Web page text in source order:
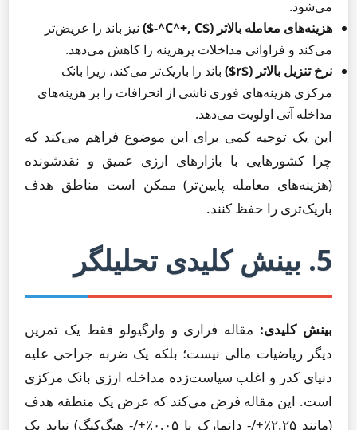
می‌شود.
هزینه‌های معامله بالاتر ($C^+, C^-$)
نیز باند را عریض‌تر
می‌کند و فراوانی مداخلات پرهزینه را کاهش می‌دهد.
نرخ تنزیل بالاتر ($r$)
باند را باریک‌تر می‌کند، زیرا بانک
مرکزی هزینه‌های فوری ناشی از انحرافات را بر هزینه‌های
مداخله آتی اولویت می‌دهد.
این یک توجیه کمی برای این موضوع فراهم می‌کند که
چرا کشورهایی با بازارهای ارزی عمیق و نقدشونده
(هزینه‌های معامله پایین‌تر) ممکن است مناطق هدف
باریک‌تری را حفظ کنند.
5. بینش کلیدی تحلیلگر
بینش کلیدی: مقاله فراری و وارگیولو فقط یک تمرین
دیگر ریاضیات مالی نیست؛ بلکه یک ضربه جراحی علیه
دنیای کدر و اغلب سیاست‌زده مداخله ارزی بانک مرکزی
است. این مقاله فرض می‌کند که عرض یک منطقه هدف
(مانند ۲.۲۵٪+/- دانمارک یا ۰.۰۵٪+/- هنگ‌کنگ) نباید یک